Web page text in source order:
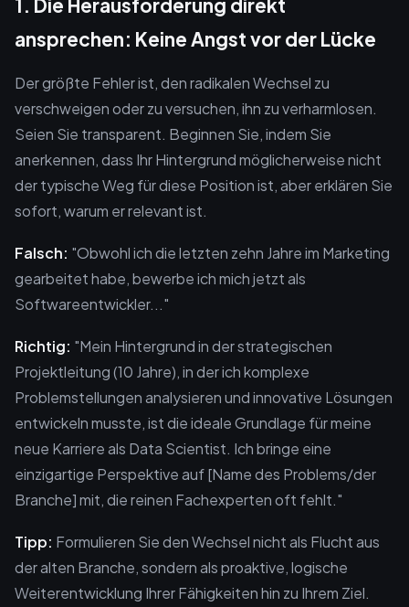
1. Die Herausforderung direkt
ansprechen: Keine Angst vor der Lücke
Der größte Fehler ist, den radikalen Wechsel zu
verschweigen oder zu versuchen, ihn zu verharmlosen.
Seien Sie transparent. Beginnen Sie, indem Sie
anerkennen, dass Ihr Hintergrund möglicherweise nicht
der typische Weg für diese Position ist, aber erklären Sie
sofort, warum er relevant ist.
Falsch: "Obwohl ich die letzten zehn Jahre im Marketing
gearbeitet habe, bewerbe ich mich jetzt als
Softwareentwickler..."
Richtig: "Mein Hintergrund in der strategischen
Projektleitung (10 Jahre), in der ich komplexe
Problemstellungen analysieren und innovative Lösungen
entwickeln musste, ist die ideale Grundlage für meine
neue Karriere als Data Scientist. Ich bringe eine
einzigartige Perspektive auf [Name des Problems/der
Branche] mit, die reinen Fachexperten oft fehlt."
Tipp: Formulieren Sie den Wechsel nicht als Flucht aus
der alten Branche, sondern als proaktive, logische
Weiterentwicklung Ihrer Fähigkeiten hin zu Ihrem Ziel.